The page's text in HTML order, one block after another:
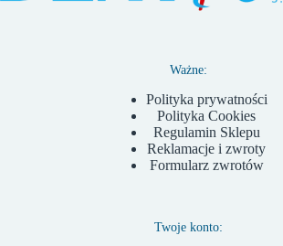
Ważne:
Polityka prywatności
Polityka Cookies
Regulamin Sklepu
Reklamacje i zwroty
Formularz zwrotów
Twoje konto: